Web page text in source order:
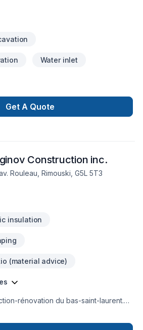
Water inlet
Get A Quote
Construction inc.
Rouleau, Rimouski, G5L 5T3
insulation
(material advice)
rénovation du bas-saint-laurent.
pour maximiser les revenus.